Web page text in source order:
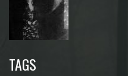
TAGS